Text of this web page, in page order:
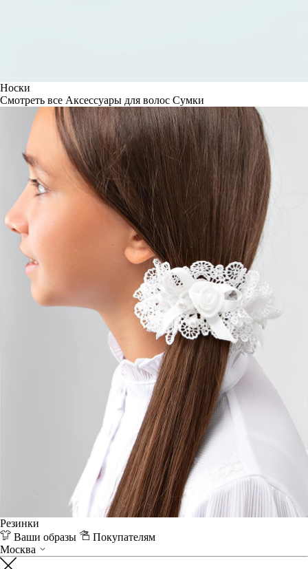
Носки
Смотреть все Аксессуары для волос Сумки
Резинки
Ваши образы
Покупателям
Москва